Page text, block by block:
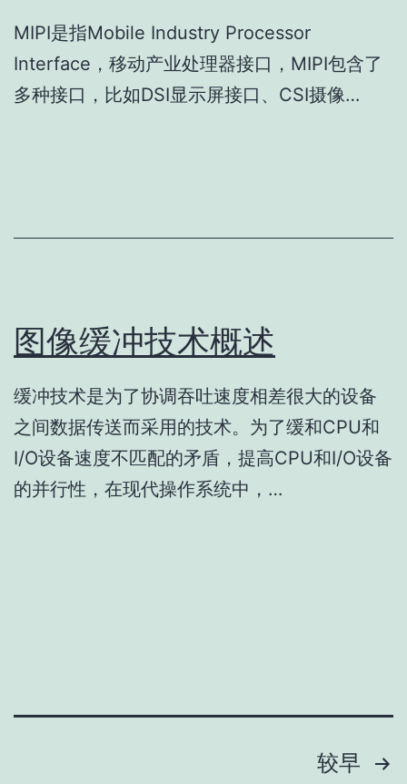
MIPI是指Mobile Industry Processor
Interface，移动产业处理器接口，MIPI包含了
多种接口，比如DSI显示屏接口、CSI摄像…
图像缓冲技术概述
缓冲技术是为了协调吞吐速度相差很大的设备
之间数据传送而采用的技术。为了缓和CPU和
I/O设备速度不匹配的矛盾，提高CPU和I/O设备
的并行性，在现代操作系统中，…
较早